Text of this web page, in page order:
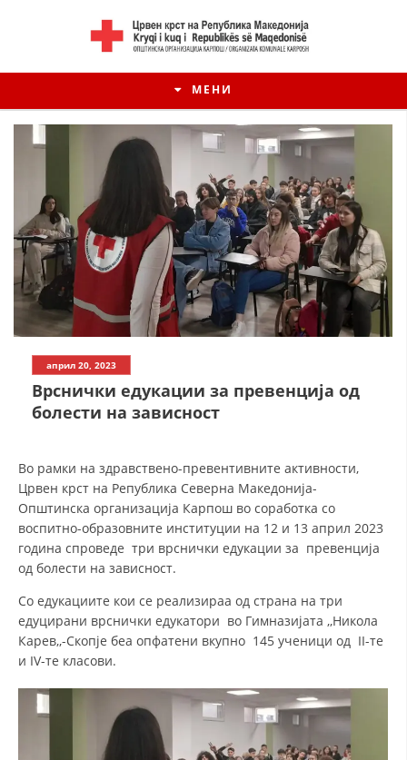
МЕНИ
ПРИРАЧНИЦИ
СТРАТЕГИИ
ЕДУКАТИВНО ИНФОРМАТИВНИ МАТЕРИЈАЛИ
ПОСТЕРИ
април 20, 2023
Врснички едукации за превенција од
болести на зависност
Во рамки на здравствено-превентивните активности,
Црвен крст на Република Северна Македонија-
Општинска организација Карпош во соработка со
воспитно-образовните институции на 12 и 13 април 2023
година спроведе три врснички едукации за превенција
од болести на зависност.
Со едукациите кои се реализираа од страна на три
едуцирани врснички едукатори во Гимназијата ,,Никола
Карев,,-Скопје беа опфатени вкупно 145 ученици од II-те
и IV-те класови.